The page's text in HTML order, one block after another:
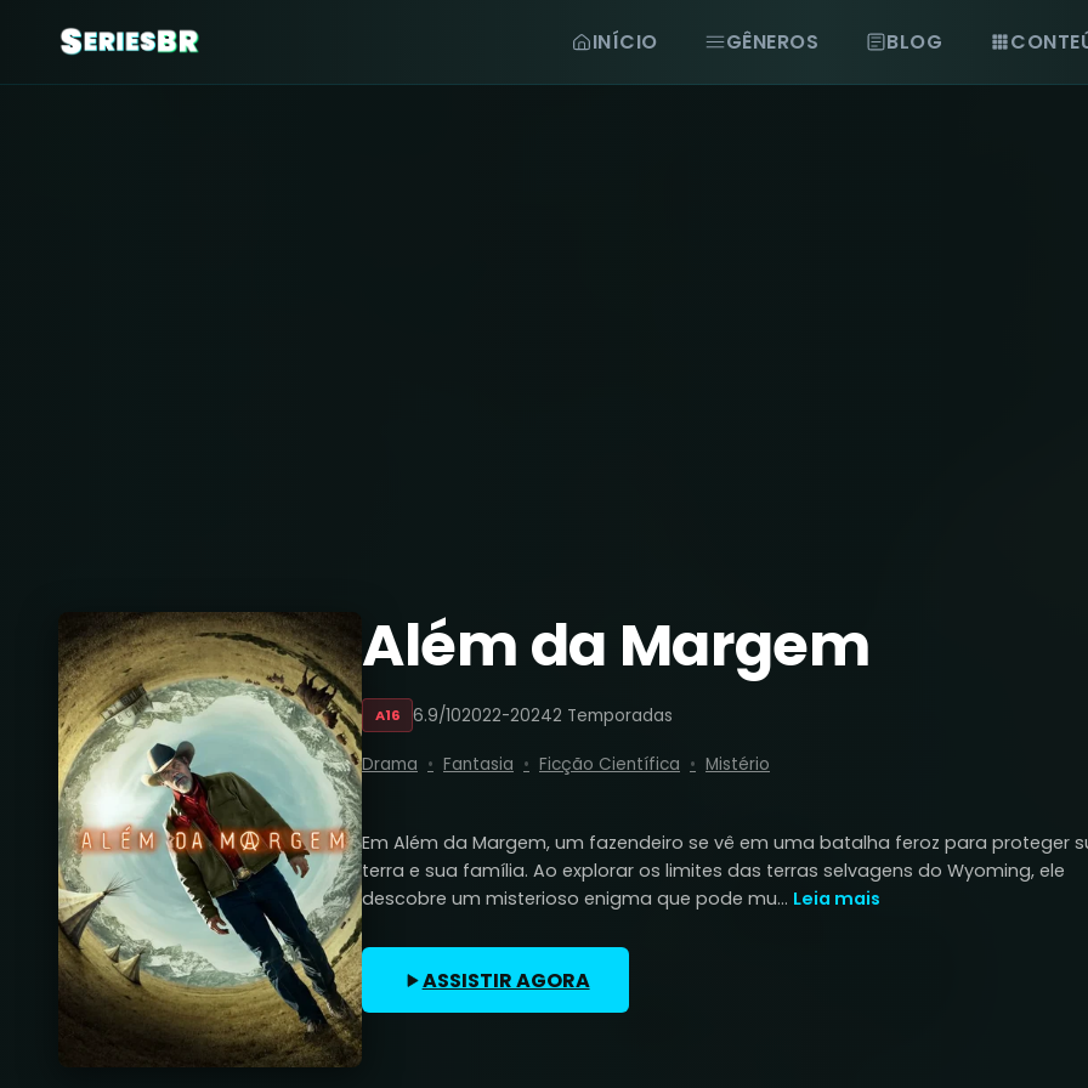
INÍCIO GÊNEROS BLOG
Além da Margem
A16 6.9/102022-20242 Temporadas
Drama Fantasia Ficção Científica Mistério
Em Além da Margem, um fazendeiro se vê em uma batalha feroz para proteger
terra e sua família. Ao explorar os limites das terras selvagens do Wyoming, ele
descobre um misterioso enigma que pode mu... Leia mais
ASSISTIR AGORA